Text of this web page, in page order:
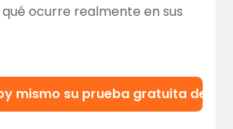
ocurre realmente en sus
mismo su prueba gratuita de